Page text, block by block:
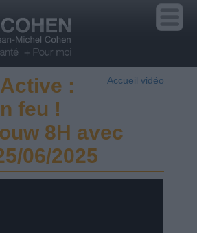
Accueil vidéo
:
feu !
8H avec
06/2025